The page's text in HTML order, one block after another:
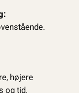
højere
og tid.